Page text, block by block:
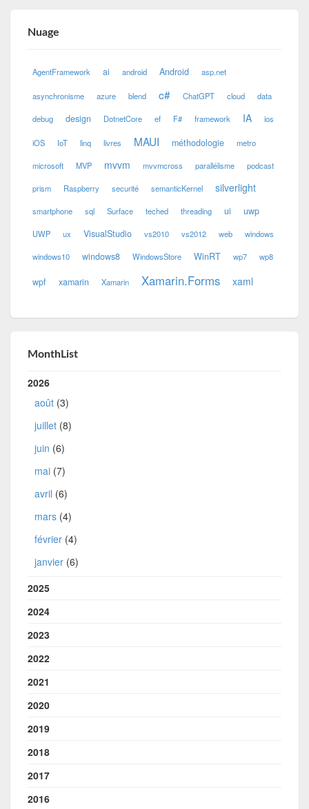
Nuage
AgentFramework ai android Android asp.net
asynchronisme azure blend c# ChatGPT cloud data
debug design DotnetCore ef F# framework IA ios
iOS IoT linq livres MAUI méthodologie metro
microsoft MVP mvvm mvvmcross parallélisme podcast
prism Raspberry securité semanticKernel silverlight
smartphone sql Surface teched threading ui uwp
UWP ux VisualStudio vs2010 vs2012 web windows
windows10 windows8 WindowsStore WinRT wp7 wp8
wpf xamarin Xamarin Xamarin.Forms xaml
MonthList
2026
août (3)
juillet (8)
juin (6)
mai (7)
avril (6)
mars (4)
février (4)
janvier (6)
2025
2024
2023
2022
2021
2020
2019
2018
2017
2016